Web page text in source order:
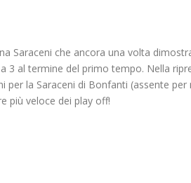
Saraceni che ancora una volta
al termine del primo tempo. Nella
la Saraceni di Bonfanti (assente
più veloce dei play off!